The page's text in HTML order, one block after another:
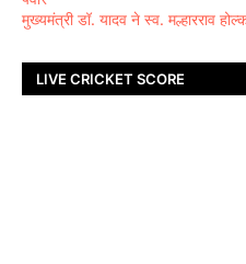
मुख्यमंत्री डॉ. यादव ने स्व. मल्हारराव
LIVE CRICKET SCORE